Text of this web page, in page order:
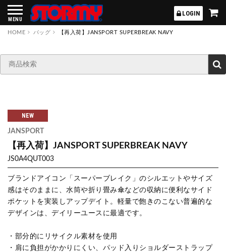
MENU
LOGIN
HOME バッグ 【再入荷】JANSPORT SUPERBREAK NAVY
NEW
JANSPORT
【再入荷】JANSPORT SUPERBREAK NAVY
JS0A4QUT003
ブランドアイコン「スーパーブレイク」のシルエットやサイズ
感はそのままに、水筒や折り畳み傘などの収納に便利なサイド
ポケットを実装しアップデイト。軽量で飽きのこない普遍的な
デザインは、デイリーユースに最適です。
・部分的にリサイクル素材を使用
・肩に負担がかかりにくい、パッド入りショルダーストラップ